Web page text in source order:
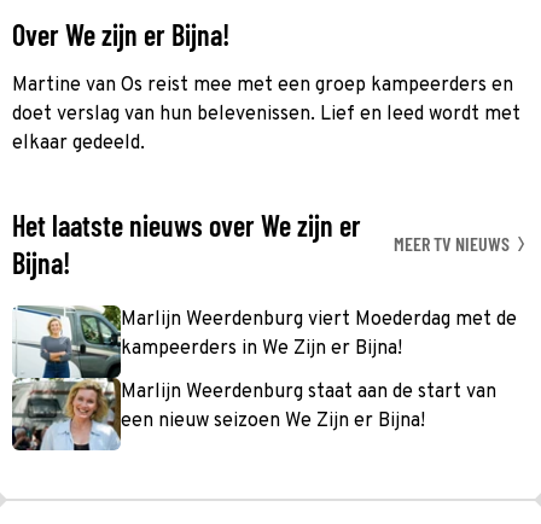
Over We zijn er Bijna!
Martine van Os reist mee met een groep kampeerders en
doet verslag van hun belevenissen. Lief en leed wordt met
elkaar gedeeld.
Het laatste nieuws over We zijn er
Bijna!
MEER TV NIEUWS
Marlijn Weerdenburg viert Moederdag met de
kampeerders in We Zijn er Bijna!
Marlijn Weerdenburg staat aan de start van
een nieuw seizoen We Zijn er Bijna!